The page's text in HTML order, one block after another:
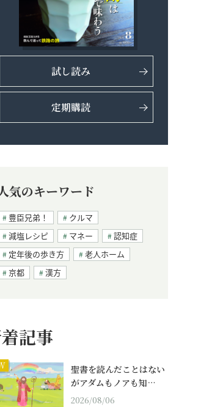
試し読み
定期購読
気のキーワード
豊臣兄弟！
クルマ
減塩レシピ
マネー
認知症
定年後の歩き方
老人ホーム
京都
漢方
記事
聖書を読んだことはない
がアダムもノアも知…
2026/08/06